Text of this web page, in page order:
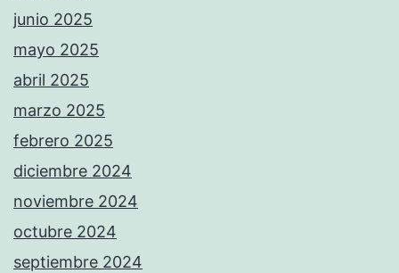
junio 2025
mayo 2025
abril 2025
marzo 2025
febrero 2025
diciembre 2024
noviembre 2024
octubre 2024
septiembre 2024